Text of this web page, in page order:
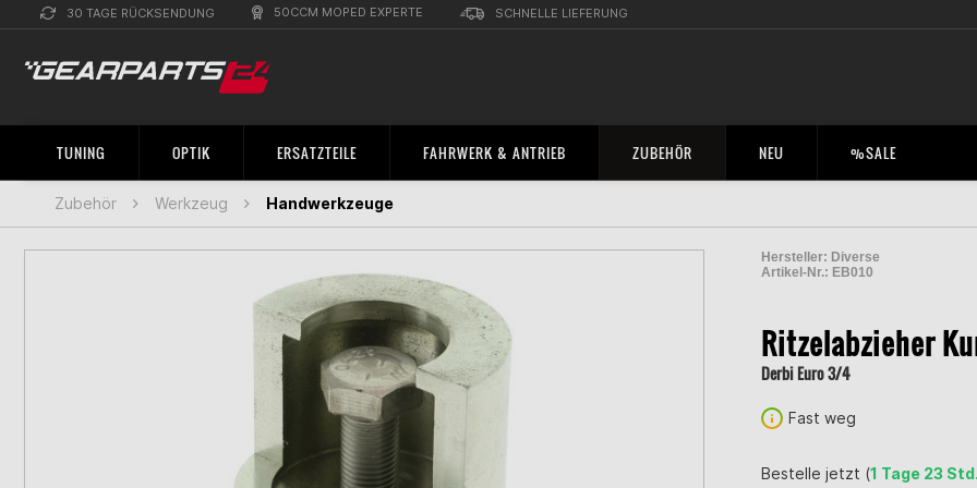
30 TAGE RÜCKSENDUNG 50CCM MOPED EXPERTE SCHNELLE LIEFERUNG
TUNING OPTIK ERSATZTEILE FAHRWERK & ANTRIEB ZUBEHÖR NEU %SALE
Zubehör Werkzeug Handwerkzeuge
Hersteller: Diverse
Artikel-Nr.: EB010
Ritzelabzieher
Derbi Euro 3/4
Fast weg
Bestelle jetzt (1 Tage 23